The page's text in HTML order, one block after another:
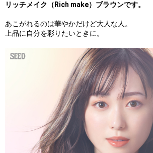
リッチメイク（Rich make）ブラウンです。
あこがれるのは華やかだけど大人な人。
上品に自分を彩りたいときに。